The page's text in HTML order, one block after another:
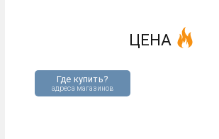
Где купить?
адреса магазинов
ЦЕНА